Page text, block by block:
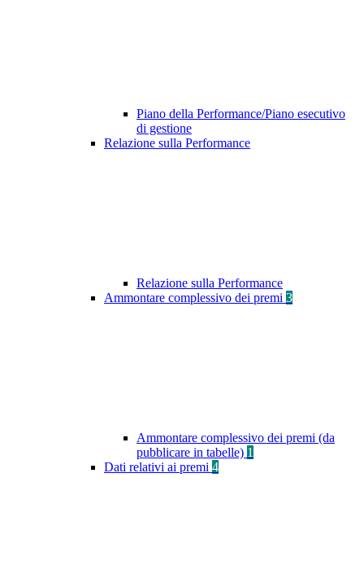
Piano della Performance/Piano esecutivo
di gestione
Relazione sulla Performance
Relazione sulla Performance
Ammontare complessivo dei premi 3
Ammontare complessivo dei premi (da
pubblicare in tabelle) 1
Dati relativi ai premi 4